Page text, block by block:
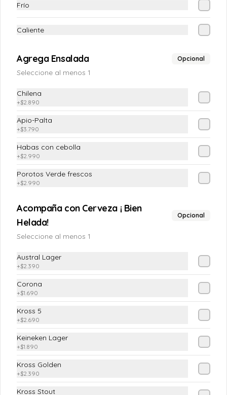
$4.890
Cebollitas en Escabeche
En vinagre natural
$3.990
Chacarera
Tomate con poroto verde y ají verde
Chilena
$4.190
Ensalada Mixta
(Lechuga costina o Escarola, Tomate,
Pimiento Verde, Cebolla Morada)
$5.890
Frío
Caliente
Agrega Ensalada Opcional
Seleccione al menos 1
Chilena
+$2.890
Apio-Palta
+$3.790
Habas con cebolla
+$2.990
Porotos Verde frescos
+$2.990
Acompaña con Cerveza ¡ Bien
Helada!
Opcional
Seleccione al menos 1
Austral Lager
+$2.390
Corona
+$1.690
Kross 5
+$2.690
Keineken Lager
+$1.890
Kross Golden
+$2.390
Kross Stout